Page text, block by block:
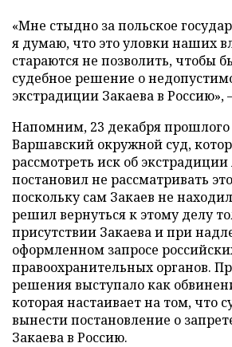
«Мне стыдно за польское
я думаю, что это уловки наших
стараются не позволить, чтобы
судебное решение о
экстрадиции Закаева в Россию»,
Напомним, 23 декабря прошлого
Варшавский окружной суд,
рассмотреть иск об
постановил не рассматривать
поскольку сам Закаев не
решил вернуться к этому делу
присутствии Закаева и при
оформленном запросе
правоохранительных органов.
решения выступало как
которая настаивает на том, что
вынести постановление о
Закаева в Россию.